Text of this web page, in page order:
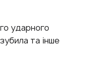
ударного
та інше